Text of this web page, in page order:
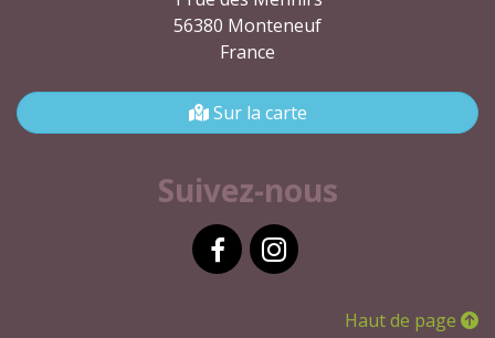
56380 Monteneuf
France
Sur la carte
Suivez-nous
Haut de page